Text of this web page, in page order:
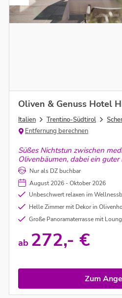
Oliven & Genuss Hotel
Italien Trentino-Südtirol
Entfernung berechnen
Süßes Nichtstun zwischen
Olivenbäumen, dabei ein
das Gefühl, dass das Leben
genau diese unbeschwerte
Oliven- & Genusshotel Hirzer
Nur als DZ buchbar
August 2026 - Oktober 2026
Unbeschwert relaxen im Wellnessbereich mit
Helle Zimmer mit Dekor in
Große Panoramaterrasse mit Lounge-Bereich mit
ab 272,- €
Zum